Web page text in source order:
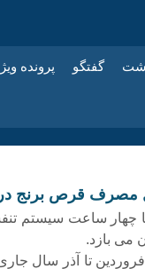
گفتگو پرونده
ساعت سیستم
می بازد.